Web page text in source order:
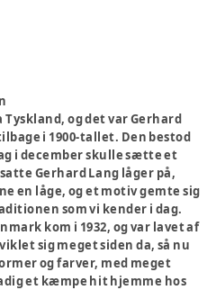
og det var Gerhard
i 1900-tallet. Den bestod
i december skulle sætte et
Gerhard Lang låger på,
en låge, og et motiv gemte sig
som vi kender i dag.
kom i 1932, og var lavet af
sig meget siden da, så nu
og farver, med meget
et kæmpe hit hjemme hos